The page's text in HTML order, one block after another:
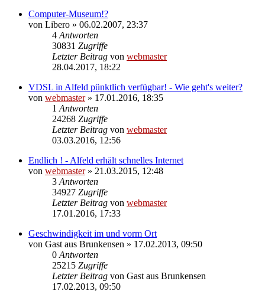
Computer-Museum!?
von Libero » 06.02.2007, 23:37
4 Antworten
30831 Zugriffe
Letzter Beitrag von webmaster
28.04.2017, 18:22
VDSL in Alfeld pünktlich verfügbar! - Wie geht's weiter?
von webmaster» 17.01.2016, 18:35
1 Antworten
24268 Zugriffe
Letzter Beitrag von webmaster
03.03.2016, 12:56
Endlich ! - Alfeld erhält schnelles Internet
von webmaster» 21.03.2015, 12:48
3 Antworten
34927 Zugriffe
Letzter Beitrag von webmaster
17.01.2016, 17:33
Geschwindigkeit im und vorm Ort
von Gast aus Brunkensen » 17.02.2013, 09:50
0 Antworten
25215 Zugriffe
Letzter Beitrag von Gast aus Brunkensen
17.02.2013, 09:50